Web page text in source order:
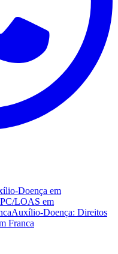
Doença em
LOAS em
Auxílio-Doença: Direitos
Franca